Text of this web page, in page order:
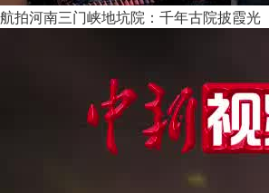
航拍河南三门峡地坑院：千年古院披霞光